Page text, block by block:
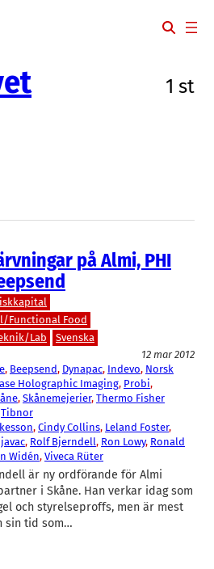
1 st
på Almi, PHI
Functional Food
Lab
Svenska
12 mar 2012
, Beepsend, Dynapac, Indevo, Norsk
Holographic Imaging, Probi
, Skånemejerier, Thermo Fisher
Tibnor
, Cindy Collins, Leland Foster
, Rolf Bjerndell, Ron Lowy, Ronald
Widén, Viveca Rüter
är ny ordförande för Almi
i Skåne. Han verkar idag som
och styrelseproffs, men är mest
sin tid som…